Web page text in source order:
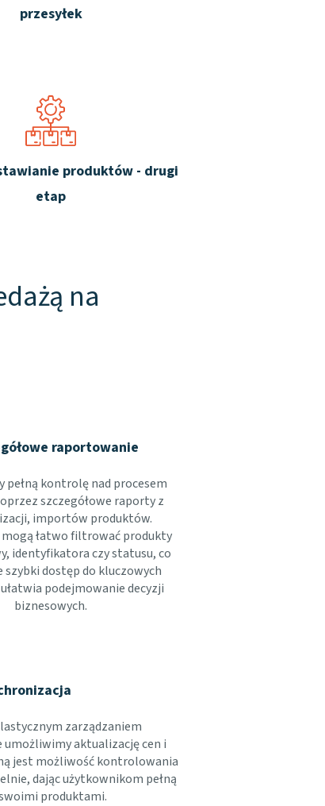
przesyłek
produktów - drugi
etap
na
raportowanie
pełną kontrolę nad procesem
szczegółowe raporty z
importów produktów.
łatwo filtrować produkty
identyfikatora czy statusu, co
dostęp do kluczowych
podejmowanie decyzji
biznesowych.
zarządzaniem
umożliwimy aktualizację cen i
jest możliwość kontrolowania
dając użytkownikom pełną
produktami.